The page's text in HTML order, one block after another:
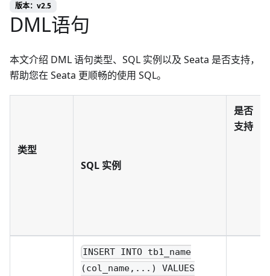
版本：v2.5
DML语句
本文介绍 DML 语句类型、SQL 实例以及 Seata 是否支持，
帮助您在 Seata 更顺畅的使用 SQL。
类型
SQL 实例
是否
支持
INSERT INTO tb1_name
(col_name,...) VALUES